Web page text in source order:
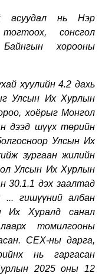
асуудал нь Нэр
сонсгол
хорооны
хуулийн 4.2 дахь
Улсын Их Хурлын
хоёрыг Монгол
дээд шүүх төрийн
Улсын Их
зургаан жилийн
Улсын Их Хурлын
30.1.1 дэх заалтад
... гишүүний албан
Их Хуралд санал
томилгооны
СЕХ-ны дарга,
нь гаргасан
2025 оны 12